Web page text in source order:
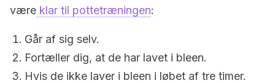
være klar til pottetræningen:
Går af sig selv.
Fortæller dig, at de har lavet i bleen.
Hvis de ikke laver i bleen i løbet af tre timer.